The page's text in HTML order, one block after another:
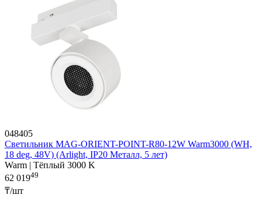
048405
Светильник MAG-ORIENT-POINT-R80-12W Warm3000 (WH,
18 deg, 48V) (Arlight, IP20 Металл, 5 лет)
Warm | Тёплый 3000 K
62 01949
₸/шт